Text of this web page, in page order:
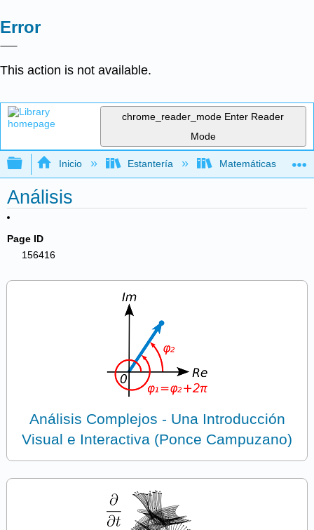
Error
This action is not available.
chrome_reader_mode Enter Reader
Mode
Expandir/contraer jerarquía global
Inicio Estantería Matemáticas
Análisis
Page ID
156416
Análisis Complejos - Una Introducción
Visual e Interactiva (Ponce Campuzano)